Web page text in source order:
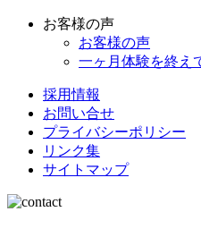
お客様の声
お客様の声
一ヶ月体験を終え
採用情報
お問い合せ
プライバシーポリシー
リンク集
サイトマップ